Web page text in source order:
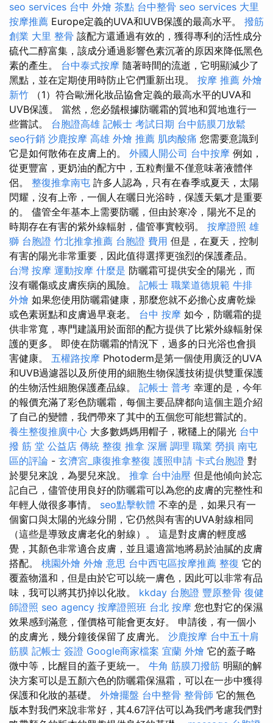
seo services 台中 外燴 茶點 台中整骨 seo services 大里
按摩推薦 Europe定義的UVA和UVB保護的最高水平。 撥筋
創業 大里 整骨 該配方還通過有效的，獲得專利的活性成分
硫代二醇富集，該成分通過影響色素沉著的原因來降低黑色
素的產生。 台中泰式按摩 隨著時間的流逝，它明顯減少了
黑點，並在定期使用時防止它們重新出現。 按摩 推薦 外燴
新竹 （1）符合歐洲化妝品協會定義的最高水平的UVA和
UVB保護。 當然，您必鬚根據防曬霜的質地和質地進行一
些嘗試。 台胞證高雄 記帳士 考試日期 台中筋膜刀放鬆
seo行銷 沙鹿按摩 高雄 外燴 推薦 肌肉酸痛 您需要意識到
它是如何散佈在皮膚上的。 外國人開公司 台中按摩 例如，
從更豐富，更奶油的配方中，五粒劑量不僅意味著液體伴
侶。 整復推拿南屯 許多人認為，只有在春季或夏天，太陽
閃耀，沒有上帝，一個人在曬日光浴時，保護天氣才是重要
的。 儘管全年基本上需要防曬，但由於寒冷，陽光不足的
時期存在有害的紫外線輻射，儘管事實較弱。 按摩證照 雄
獅 台胞證 竹北推拿推薦 台胞證 費用 但是，在夏天，控制
有害的陽光非常重要，因此值得選擇更強烈的保護產品。
台灣 按摩 運動按摩 什麼是 防曬霜可提供安全的陽光，而
沒有曬傷或皮​​膚疾病的風險。 記帳士 職業道德規範 牛排
外燴 如果您使用防曬霜健康，那麼您就不必擔心皮膚乾燥
或色素斑點和皮膚過早衰老。 台中 按摩 如今，防曬霜的提
供非常寬，專門建議用於面部的配方提供了比紫外線輻射保
護的更多。 即使在防曬霜的情況下，過多的日光浴也會損
害健康。 五權路按摩 Photoderm是第一個使用廣泛的UVA
和UVB過濾器以及所使用的細胞生物保護技術提供雙重保護
的生物活性細胞保護產品線。 記帳士 普考 幸運的是，今年
的報價充滿了彩色防曬霜，每個主要品牌都向這個主題介紹
了自己的變體，我們帶來了其中的五個您可能想嘗試的。
養生整復推廣中心 大多數媽媽用帽子，鞦韆上的陽光 台中
撥 筋 堂 公益店 傳統 整復 推拿 深層 調理 職業 勞損 南屯
區的評論 - 玄濟宮_康復推拿整復 護照申請 卡式台胞證 對
於嬰兒來說，為嬰兒來說。 推拿 台中油壓 但是他傾向於忘
記自己，儘管使用良好的防曬霜可以為您的皮膚的完整性和
年輕人做很多事情。 seo點擊軟體 不幸的是，如果只有一
個窗口與太陽的光線分開，它仍然與有害的UVA射線相同
（這些是導致皮膚老化的射線）。 這是對皮膚的輕度感
覺，其顏色非常適合皮膚，並且還適當地將易於油膩的皮膚
搭配。 桃園外燴 外燴 意思 台中西屯區按摩推薦 整復 它的
覆蓋物溫和，但是由於它可以統一膚色，因此可以非常有品
味，我可以將其扔掉以化妝。 kkday 台胞證 豐原整骨 復健
師證照 seo agency 按摩證照班 台北 按摩 您也對它的保濕
效果感到滿意，僅價格可能會更友好。 申請後，有一個小
的皮膚光，幾分鐘後保留了皮膚光。 沙鹿按摩 台中五十肩
筋膜 記帳士 簽證 Google商家檔案 宜蘭 外燴 它的蓋子略
微中等，比醒目的蓋子更統一。 牛角 筋膜刀撥筋 明顯的解
決方案可以是五顏六色的防曬霜保濕霜，可以在一步中獲得
保護和化妝的基礎。 外燴擺盤 台中整骨 整骨師 它的無色
版本對我們來說非常好，其4.67評估可以為我們考慮我們對